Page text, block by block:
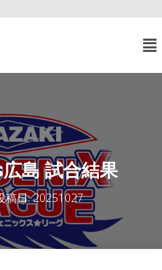
島 試合結果
稿日:20251027